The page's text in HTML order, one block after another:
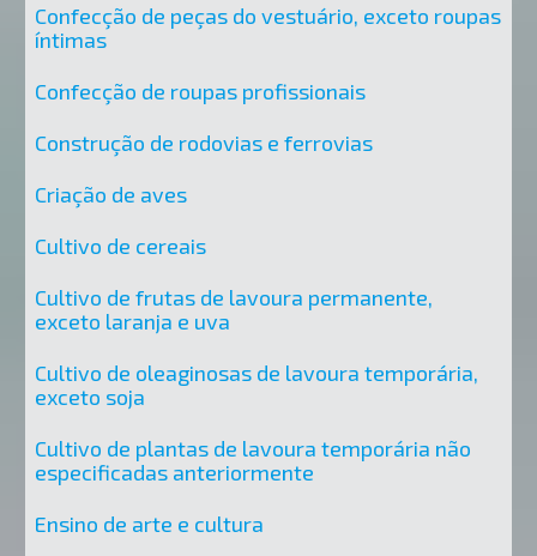
Confecção de peças do vestuário, exceto roupas
íntimas
Confecção de roupas profissionais
Construção de rodovias e ferrovias
Criação de aves
Cultivo de cereais
Cultivo de frutas de lavoura permanente,
exceto laranja e uva
Cultivo de oleaginosas de lavoura temporária,
exceto soja
Cultivo de plantas de lavoura temporária não
especificadas anteriormente
Ensino de arte e cultura